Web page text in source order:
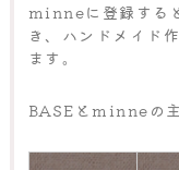
minneに登録する
き、ハンドメイド
ます。
BASEとminneの主